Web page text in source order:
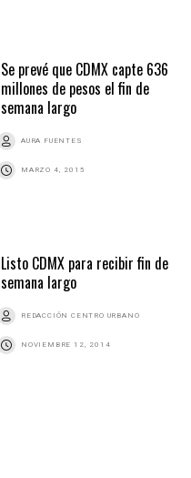
Se prevé que CDMX capte 636
millones de pesos el fin de
semana largo
AURA FUENTES
MARZO 4, 2015
Listo CDMX para recibir fin de
semana largo
REDACCIÓN CENTRO URBANO
NOVIEMBRE 12, 2014